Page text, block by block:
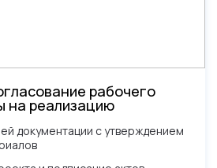
рабочего
на реализацию
документации с утверждением
форму ниже
с Вами
время
вопросы